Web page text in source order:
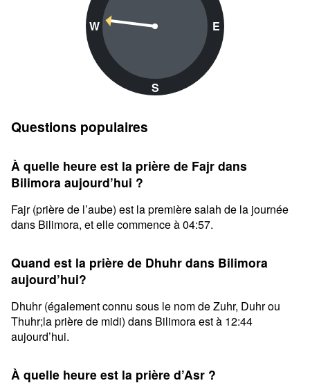
W
S
E
Questions populaires
À quelle heure est la prière de Fajr dans
Bilimora aujourd’hui ?
Fajr (prière de l’aube) est la première salah de la journée
dans Bilimora, et elle commence à 04:57.
Quand est la prière de Dhuhr dans Bilimora
aujourd’hui?
Dhuhr (également connu sous le nom de Zuhr, Duhr ou
Thuhr;la prière de midi) dans Bilimora est à 12:44
aujourd’hui.
À quelle heure est la prière d’Asr ?